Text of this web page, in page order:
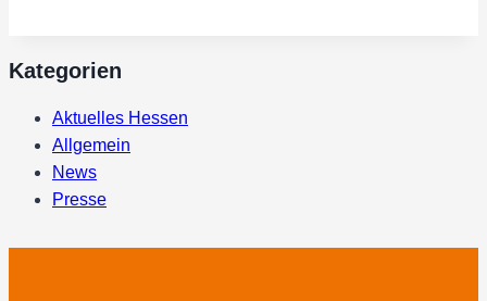
Steuergelder
–
Kategorien
Aktuelles Hessen
Allgemein
News
Presse